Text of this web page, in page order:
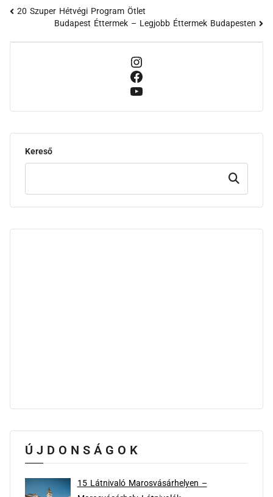
20 Szuper Hétvégi Program Ötlet
Budapest Éttermek – Legjobb Éttermek Budapesten
Kereső
Keresd
ÚJDONSÁGOK
15 Látnivaló Marosvásárhelyen –